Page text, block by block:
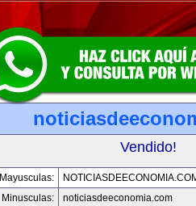
Vendido!
Mayusculas:
Minusculas:
noticiasdeeconomia.com